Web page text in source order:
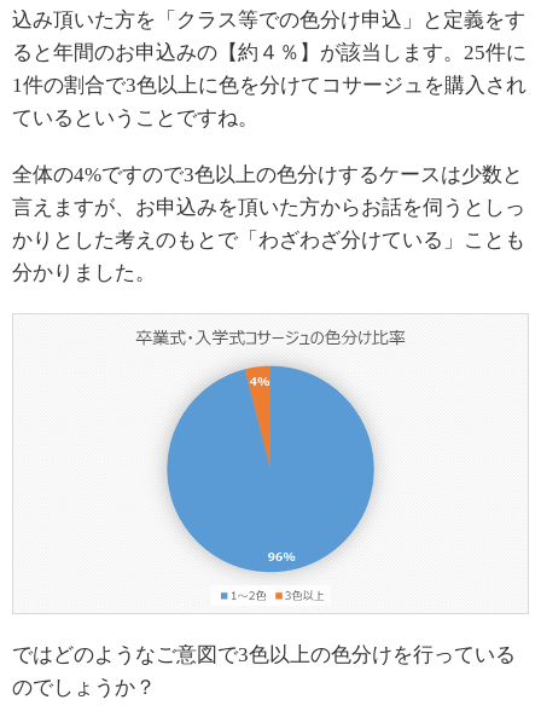
込み頂いた方を「クラス等での色分け申込」と定義をす
ると年間のお申込みの【約４％】が該当します。 25件に
1件の割合で3色以上に色を分けてコサージュを購入され
ているということですね。
全体の4%ですので3色以上の色分けするケースは少数と
言えますが、お申込みを頂いた方からお話を伺うとしっ
かりとした考えのもとで「わざわざ分けている」ことも
分かりました。
ではどのようなご意図で3色以上の色分けを行っている
のでしょうか？